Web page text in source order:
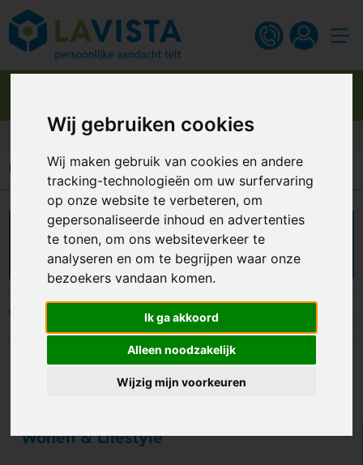
Wij gebruiken cookies
Wij maken gebruik van cookies en andere
tracking-technologieën om uw surfervaring
op onze website te verbeteren, om
gepersonaliseerde inhoud en advertenties
te tonen, om ons websiteverkeer te
analyseren en om te begrijpen waar onze
bezoekers vandaan komen.
Ik ga akkoord
Alleen noodzakelijk
Wijzig mijn voorkeuren
Gratis digitaal ontwerp
Home Keukenartikelen Roerstaafjes
Roerstaafjes bedrukken
Er zijn helaas geen resultaten.
Wonen & Lifestyle